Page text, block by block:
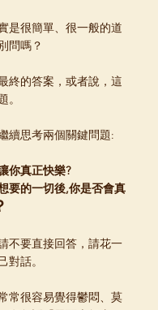
是很簡單、很一般的道
問嗎？
終的答案，或者說，這
。
續思考兩個關鍵問題:
你真正快樂?
要的一切後,你是否會真
不要直接回答，請花一
對話。
常很容易覺得鬱悶、莫